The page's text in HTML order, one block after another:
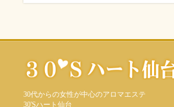
30代からの女性が中心のアロマエステ
30'Sハート仙台